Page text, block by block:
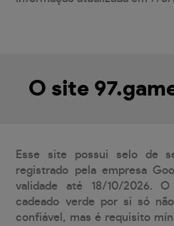
O site
Esse site possui selo de
registrado pela empresa
validade até 18/10/2026.
cadeado verde por si só
confiável, mas é requisito